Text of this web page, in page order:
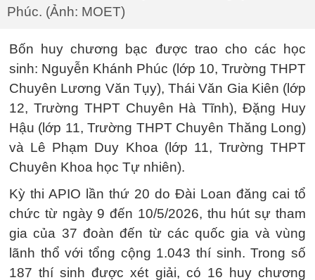
Phúc. (Ảnh: MOET)
Bốn huy chương bạc được trao cho các học
sinh: Nguyễn Khánh Phúc (lớp 10, Trường THPT
Chuyên Lương Văn Tụy), Thái Văn Gia Kiên (lớp
12, Trường THPT Chuyên Hà Tĩnh), Đặng Huy
Hậu (lớp 11, Trường THPT Chuyên Thăng Long)
và Lê Phạm Duy Khoa (lớp 11, Trường THPT
Chuyên Khoa học Tự nhiên).
Kỳ thi APIO lần thứ 20 do Đài Loan đăng cai tổ
chức từ ngày 9 đến 10/5/2026, thu hút sự tham
gia của 37 đoàn đến từ các quốc gia và vùng
lãnh thổ với tổng cộng 1.043 thí sinh. Trong số
187 thí sinh được xét giải, có 16 huy chương